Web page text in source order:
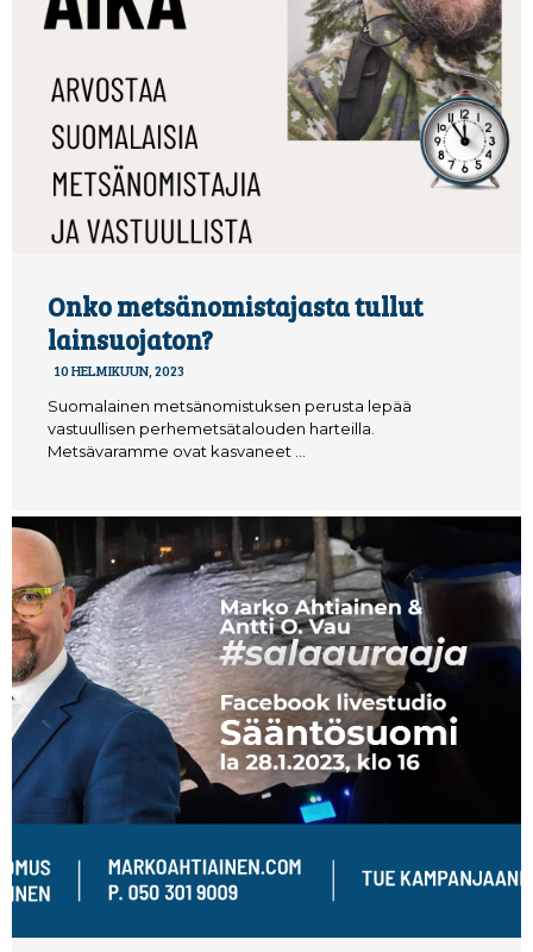
Onko metsänomistajasta tullut
lainsuojaton?
10 HELMIKUUN, 2023
Suomalainen metsänomistuksen perusta lepää
vastuullisen perhemetsätalouden harteilla.
Metsävaramme ovat kasvaneet …